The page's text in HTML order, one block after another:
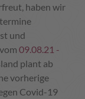
haben wir
und
09.08.21 -
plant ab
vorherige
Covid-19